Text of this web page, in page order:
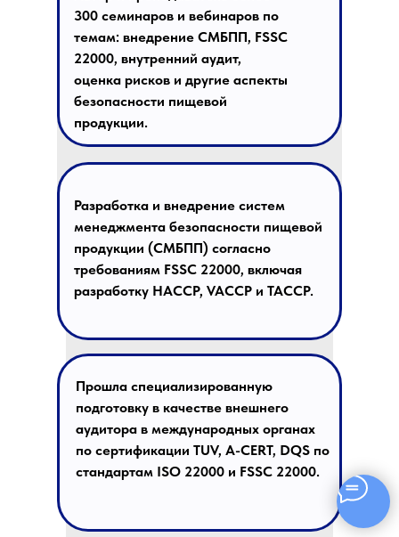
Прошла специализированную
подготовку в качестве внешнего
аудитора в международных органах
по сертификации TUV, A-CERT, DQS по
стандартам ISO 22000 и FSSC 22000.
300 семинаров и вебинаров по
темам: внедрение СМБПП, FSSC
22000, внутренний аудит,
оценка рисков и другие аспекты
безопасности пищевой
продукции.
Разработка и внедрение систем
менеджмента безопасности пищевой
продукции (СМБПП) согласно
требованиям FSSC 22000, включая
разработку HACCP, VACCP и TACCP.